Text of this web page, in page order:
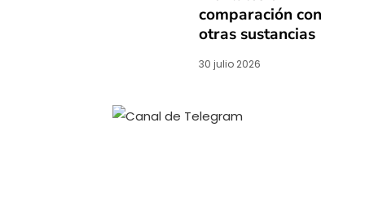
comparación con
otras sustancias
30 julio 2026